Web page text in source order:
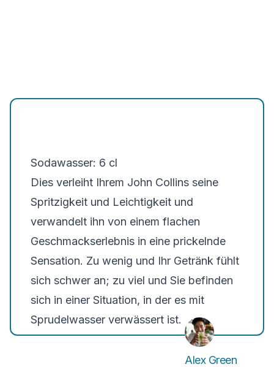
Sodawasser: 6 cl
Dies verleiht Ihrem John Collins seine
Spritzigkeit und Leichtigkeit und
verwandelt ihn von einem flachen
Geschmackserlebnis in eine prickelnde
Sensation. Zu wenig und Ihr Getränk fühlt
sich schwer an; zu viel und Sie befinden
sich in einer Situation, in der es mit
Sprudelwasser verwässert ist.
Alex Green